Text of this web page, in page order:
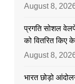
August 8,
प्रगति सोशल
को वितरित किए
August 8,
भारत छोड़ो